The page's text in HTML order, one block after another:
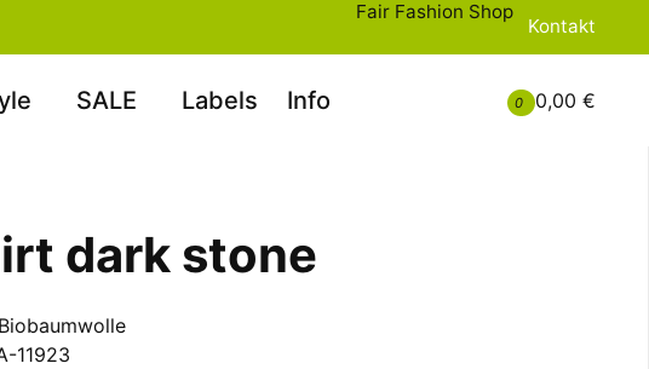
Kontakt
Fair Fashion Shop
0 0,00 €
SALE Labels Info
dark stone
11923